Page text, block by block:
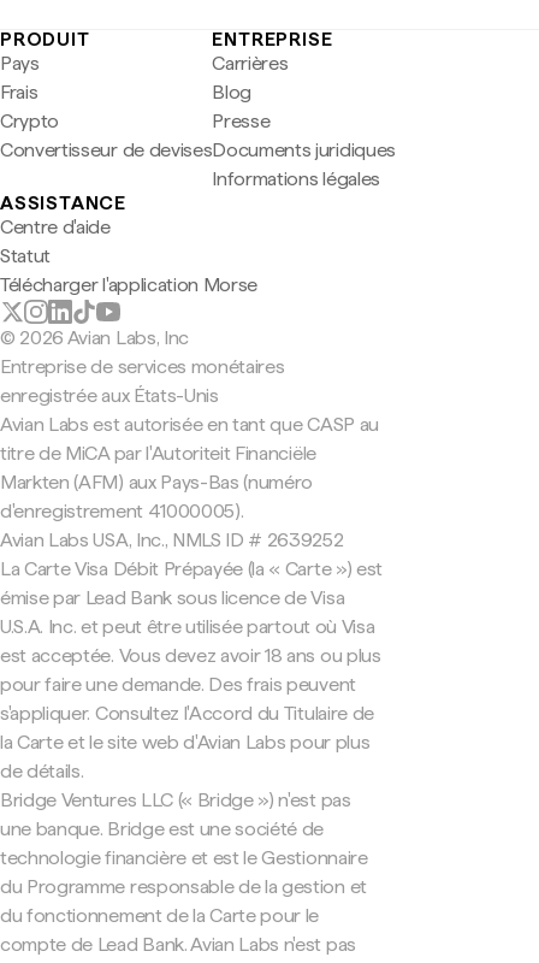
PRODUIT
Pays
Frais
Crypto
Convertisseur de devises
ENTREPRISE
Carrières
Blog
Presse
Documents juridiques
Informations légales
ASSISTANCE
Centre d'aide
Statut
Télécharger l'application Morse
© 2026 Avian Labs, Inc
Entreprise de services monétaires
enregistrée aux États-Unis
Avian Labs est autorisée en tant que CASP au
titre de MiCA par l'Autoriteit Financiële
Markten (AFM) aux Pays-Bas (numéro
d'enregistrement 41000005).
Avian Labs USA, Inc., NMLS ID # 2639252
La Carte Visa Débit Prépayée (la « Carte ») est
émise par Lead Bank sous licence de Visa
U.S.A. Inc. et peut être utilisée partout où Visa
est acceptée. Vous devez avoir 18 ans ou plus
pour faire une demande. Des frais peuvent
s'appliquer. Consultez l'Accord du Titulaire de
la Carte et le site web d'Avian Labs pour plus
de détails.
Bridge Ventures LLC (« Bridge ») n'est pas
une banque. Bridge est une société de
technologie financière et est le Gestionnaire
du Programme responsable de la gestion et
du fonctionnement de la Carte pour le
compte de Lead Bank. Avian Labs n'est pas